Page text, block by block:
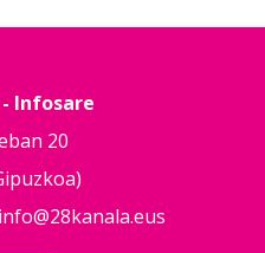
- Infosare
20
info@28kanala.eus